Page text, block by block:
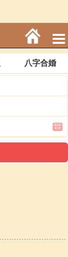
八字合婚